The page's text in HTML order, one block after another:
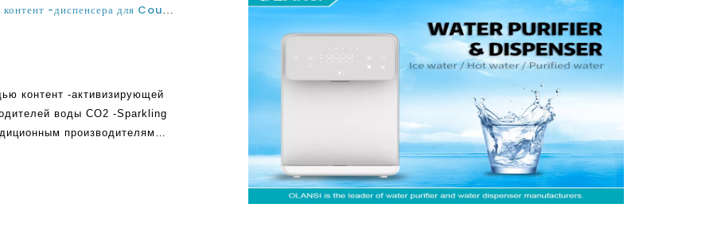
Сэкономьте деньги и сократите отходы с помощью контент -диспенсера для Countop Scireling Waters без CO2
контент -активизирующей
воды CO2 -Sparkling
производителям
воду дома без